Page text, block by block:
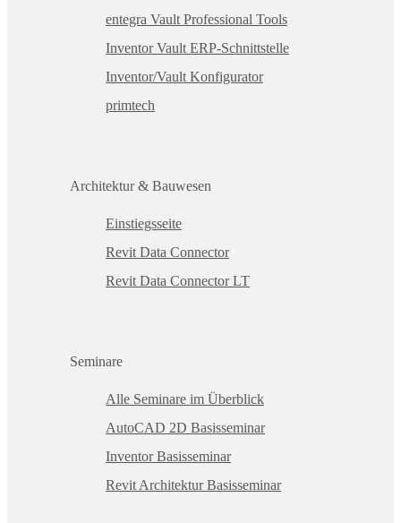
entegra Vault Professional Tools
Inventor Vault ERP-Schnittstelle
Inventor/Vault Konfigurator
primtech
Architektur & Bauwesen
Einstiegsseite
Revit Data Connector
Revit Data Connector LT
Seminare
Alle Seminare im Überblick
AutoCAD 2D Basisseminar
Inventor Basisseminar
Revit Architektur Basisseminar